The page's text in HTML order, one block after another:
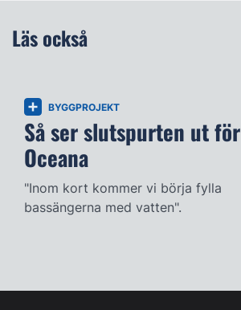
Läs också
BYGGPROJEKT
Så ser slutspurten ut för
Oceana
"Inom kort kommer vi börja fylla
bassängerna med vatten".